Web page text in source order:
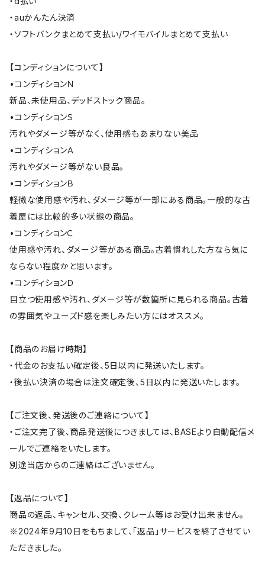
・auかんたん決済
・ソフトバンクまとめて支払い/ワイモバイルまとめて支払い
【コンディションについて】
•コンディションＮ
新品、未使用品、デッドストック商品。
•コンディションＳ
汚れやダメージ等がなく、使用感もあまりない美品
•コンディションＡ
汚れやダメージ等がない良品。
•コンディションＢ
軽微な使用感や汚れ、ダメージ等が一部にある商品。一般的な古
着屋には比較的多い状態の商品。
•コンディションＣ
使用感や汚れ、ダメージ等がある商品。古着慣れした方なら気に
ならない程度かと思います。
•コンディションＤ
目立つ使用感や汚れ、ダメージ等が数箇所に見られる商品。古着
の雰囲気やユーズド感を楽しみたい方にはオススメ。
【商品のお届け時期】
・代金のお支払い確定後、5日以内に発送いたします。
・後払い決済の場合は注文確定後、5日以内に発送いたします。
【ご注文後、発送後のご連絡について】
・ご注文完了後、商品発送後につきましては、BASEより自動配信メ
ールでご連絡をいたします。
別途当店からのご連絡はございません。
【返品について】
商品の返品、キャンセル、交換、クレーム等はお受け出来ません。
※2024年9月10日をもちまして、「返品」サービスを終了させてい
ただきました。